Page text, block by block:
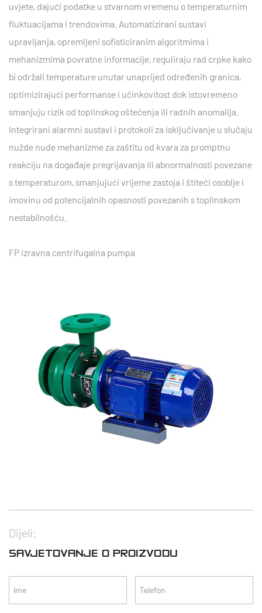
uvjete, dajući podatke u stvarnom vremenu o temperaturnim
fluktuacijama i trendovima. Automatizirani sustavi
upravljanja, opremljeni sofisticiranim algoritmima i
mehanizmima povratne informacije, reguliraju rad crpke kako
bi održali temperature unutar unaprijed određenih granica,
optimizirajući performanse i učinkovitost dok istovremeno
smanjuju rizik od toplinskog oštećenja ili radnih anomalija.
Integrirani alarmni sustavi i protokoli za isključivanje u slučaju
nužde nude mehanizme za zaštitu od kvara za promptnu
reakciju na događaje pregrijavanja ili abnormalnosti povezane
s temperaturom, smanjujući vrijeme zastoja i štiteći osoblje i
imovinu od potencijalnih opasnosti povezanih s toplinskom
nestabilnošću.
FP izravna centrifugalna pumpa
Dijeli:
SAVJETOVANJE O PROIZVODU